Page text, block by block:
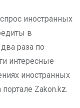
иностранных
в
раза по
интересные
иностранных
Zakon.kz.